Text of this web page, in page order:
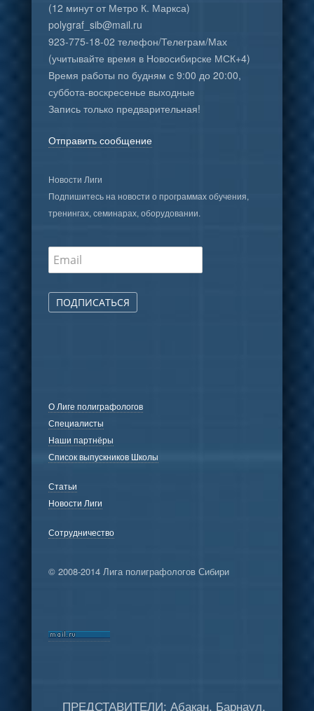
(12 минут от Метро К. Маркса)
polygraf_sib@mail.ru
923-775-18-02 телефон/Телеграм/Мах
(учитывайте время в Новосибирске МСК+4)
Время работы по будням с 9:00 до 20:00,
суббота-воскресенье выходные
Запись только предварительная!
Отправить сообщение
Новости Лиги
Подпишитесь на новости о программах обучения,
тренингах, семинарах, оборудовании.
ПОДПИСАТЬСЯ
О Лиге полиграфологов
Специалисты
Наши партнёры
Список выпускников Школы
Статьи
Новости Лиги
Сотрудничество
© 2008-2014 Лига полиграфологов Сибири
ПРЕДСТАВИТЕЛИ: Абакан, Барнаул,